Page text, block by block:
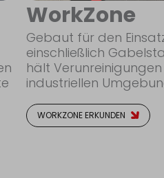
WorkZone
Gebaut für den
einschließlich
hält
industriellen
WORKZONE ERKUNDEN